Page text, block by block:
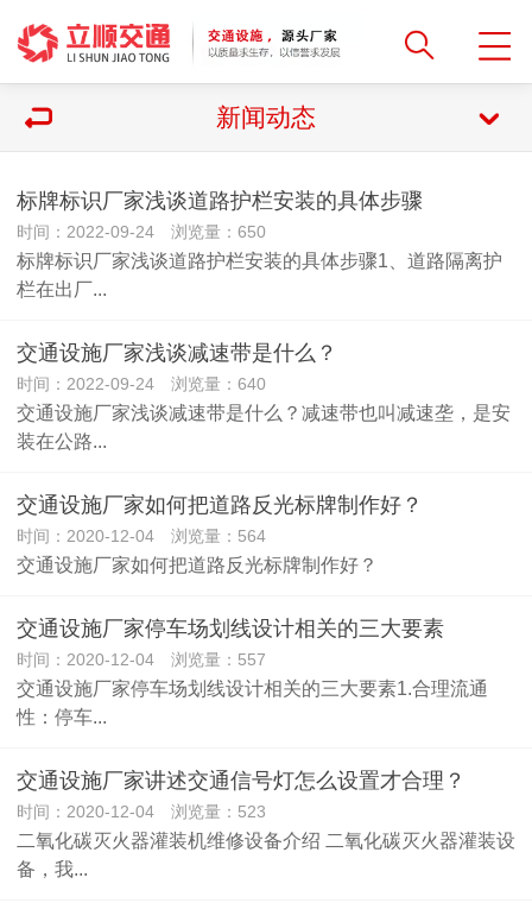
新闻动态
​标牌标识厂家浅谈道路护栏安装的具体步骤
时间：2022-09-24 浏览量：650
标牌标识厂家浅谈道路护栏安装的具体步骤1、道路隔离护
栏在出厂...
交通设施厂家浅谈减速带是什么？
时间：2022-09-24 浏览量：640
交通设施厂家浅谈减速带是什么？减速带也叫减速垄，是安
装在公路...
交通设施厂家如何把道路反光标牌制作好？
时间：2020-12-04 浏览量：564
交通设施厂家如何把道路反光标牌制作好？
交通设施厂家​停车场划线设计相关的三大要素
时间：2020-12-04 浏览量：557
交通设施厂家停车场划线设计相关的三大要素1.合理流通
性：停车...
交通设施厂家讲述交通信号灯怎么设置才合理？
时间：2020-12-04 浏览量：523
二氧化碳灭火器灌装机维修设备介绍 二氧化碳灭火器灌装设
备，我...